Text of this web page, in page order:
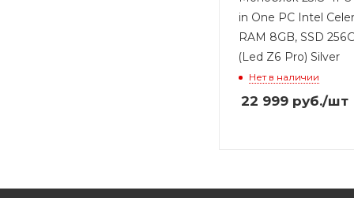
in One PC Intel
RAM 8GB, SSD
(Led Z6 Pro) Silver
Нет в наличии
22 999 руб./шт